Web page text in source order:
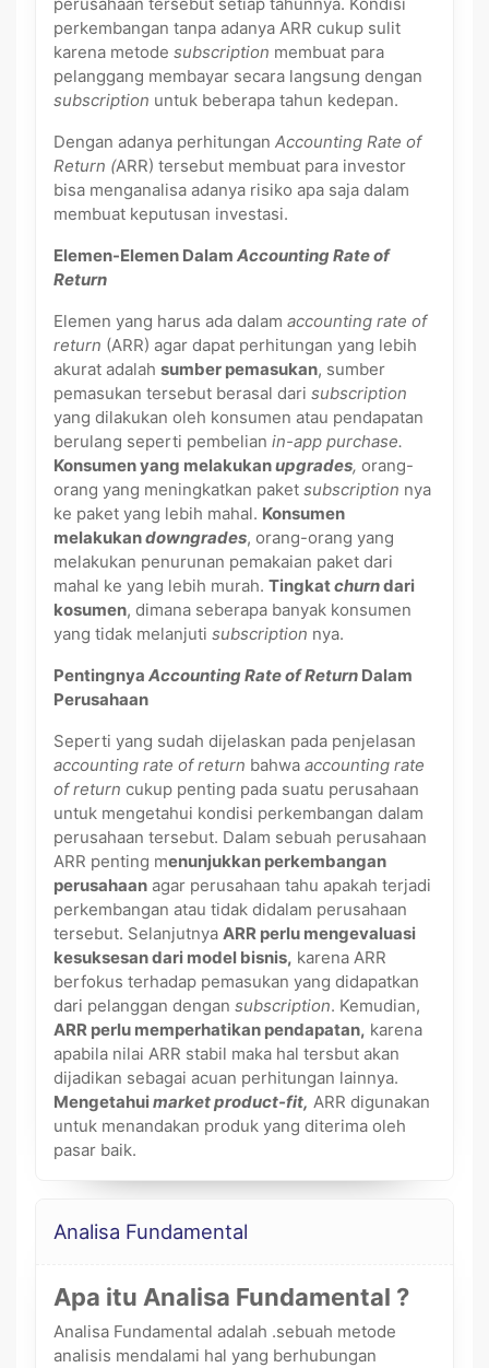
perkembangan tanpa adanya ARR cukup sulit
karena metode subscription membuat para
pelanggang membayar secara langsung dengan
subscription untuk beberapa tahun kedepan.
Dengan adanya perhitungan Accounting Rate of
Return (ARR) tersebut membuat para investor
bisa menganalisa adanya risiko apa saja dalam
membuat keputusan investasi.
Elemen-Elemen Dalam Accounting Rate of
Return
Elemen yang harus ada dalam accounting rate of
return (ARR) agar dapat perhitungan yang lebih
akurat adalah sumber pemasukan, sumber
pemasukan tersebut berasal dari subscription
yang dilakukan oleh konsumen atau pendapatan
berulang seperti pembelian in-app purchase.
Konsumen yang melakukanupgrades, orang-
orang yang meningkatkan paket subscription nya
ke paket yang lebih mahal. Konsumen
melakukandowngrades, orang-orang yang
melakukan penurunan pemakaian paket dari
mahal ke yang lebih murah. Tingkatchurndari
kosumen, dimana seberapa banyak konsumen
yang tidak melanjuti subscription nya.
Pentingnya Accounting Rate of Return Dalam
Perusahaan
Seperti yang sudah dijelaskan pada penjelasan
accounting rate of return bahwa accounting rate
of return cukup penting pada suatu perusahaan
untuk mengetahui kondisi perkembangan dalam
perusahaan tersebut. Dalam sebuah perusahaan
ARR penting menunjukkan perkembangan
perusahaan agar perusahaan tahu apakah terjadi
perkembangan atau tidak didalam perusahaan
tersebut. Selanjutnya ARR perlu mengevaluasi
kesuksesan dari model bisnis, karena ARR
berfokus terhadap pemasukan yang didapatkan
dari pelanggan dengan subscription. Kemudian,
ARR perlu memperhatikan pendapatan, karena
apabila nilai ARR stabil maka hal tersbut akan
dijadikan sebagai acuan perhitungan lainnya.
Mengetahuimarket product-fit, ARR digunakan
untuk menandakan produk yang diterima oleh
pasar baik.
Analisa Fundamental
Apa itu Analisa Fundamental ?
Analisa Fundamental adalah .sebuah metode
analisis mendalami hal yang berhubungan